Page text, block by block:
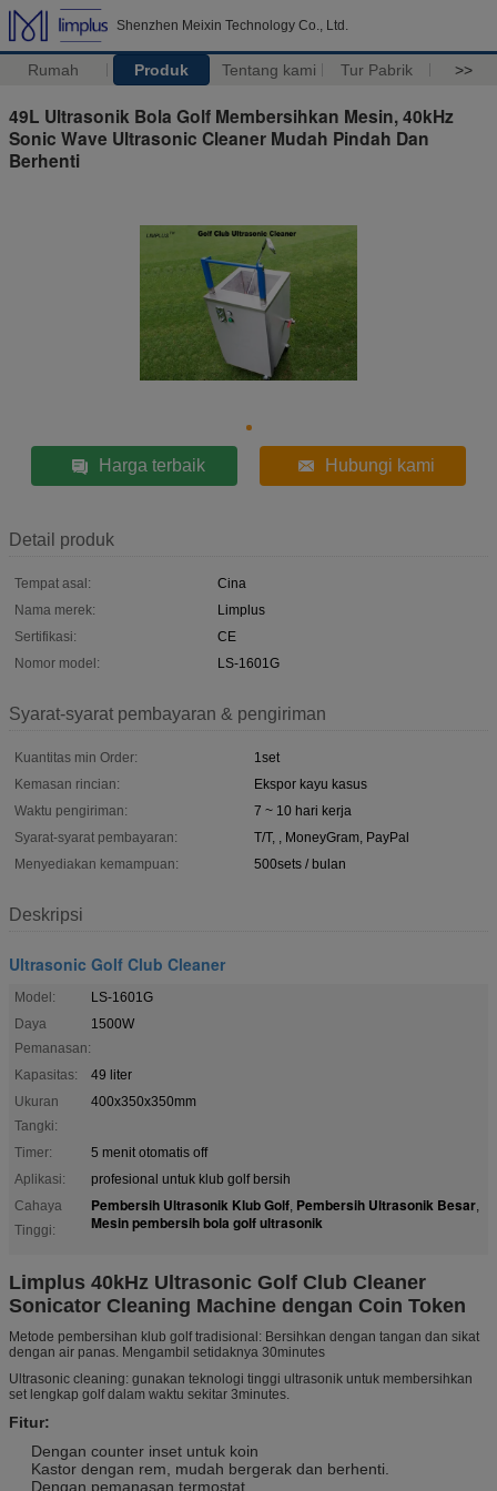
Shenzhen Meixin Technology Co., Ltd.
Rumah Produk Tentang kami Tur Pabrik >>
49L Ultrasonik Bola Golf Membersihkan Mesin, 40kHz
Sonic Wave Ultrasonic Cleaner Mudah Pindah Dan
Berhenti
Harga terbaik Hubungi kami
Detail produk
Tempat asal:
Cina
Nama merek:
Limplus
Sertifikasi:
CE
Nomor model:
LS-1601G
Syarat-syarat pembayaran & pengiriman
Kuantitas min Order:
1set
Kemasan rincian:
Ekspor kayu kasus
Waktu pengiriman:
7 ~ 10 hari kerja
Syarat-syarat pembayaran:
T/T, , MoneyGram, PayPal
Menyediakan kemampuan:
500sets / bulan
Deskripsi
Ultrasonic Golf Club Cleaner
Model:
LS-1601G
Daya
Pemanasan:
1500W
Kapasitas:
49 liter
Ukuran
Tangki:
400x350x350mm
Timer:
5 menit otomatis off
Aplikasi:
profesional untuk klub golf bersih
Cahaya
Tinggi:
Pembersih Ultrasonik Klub Golf, Pembersih Ultrasonik Besar,
Mesin pembersih bola golf ultrasonik
Limplus 40kHz Ultrasonic Golf Club Cleaner
Sonicator Cleaning Machine dengan Coin Token
Metode pembersihan klub golf tradisional: Bersihkan dengan tangan dan sikat
dengan air panas. Mengambil setidaknya 30minutes
Ultrasonic cleaning: gunakan teknologi tinggi ultrasonik untuk membersihkan
set lengkap golf dalam waktu sekitar 3minutes.
Fitur:
Dengan counter inset untuk koin
Kastor dengan rem, mudah bergerak dan berhenti.
Dengan pemanasan termostat